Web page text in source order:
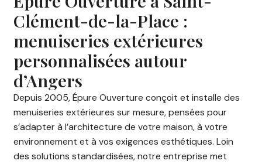
Clément-de-la-Place :
menuiseries extérieures
personnalisées autour
d’Angers
Depuis 2005, Épure Ouverture conçoit et installe des
menuiseries extérieures sur mesure, pensées pour
s’adapter à l’architecture de votre maison, à votre
environnement et à vos exigences esthétiques. Loin
des solutions standardisées, notre entreprise met